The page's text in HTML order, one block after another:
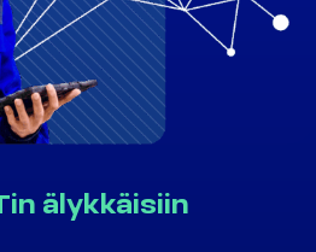
älykkäisiin